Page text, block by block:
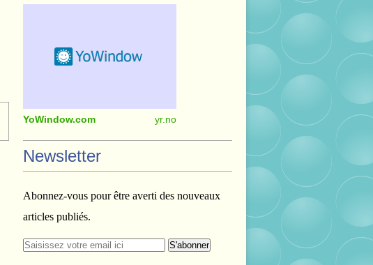
YoWindow.com yr.no
Newsletter
Abonnez-vous pour être averti des nouveaux
articles publiés.